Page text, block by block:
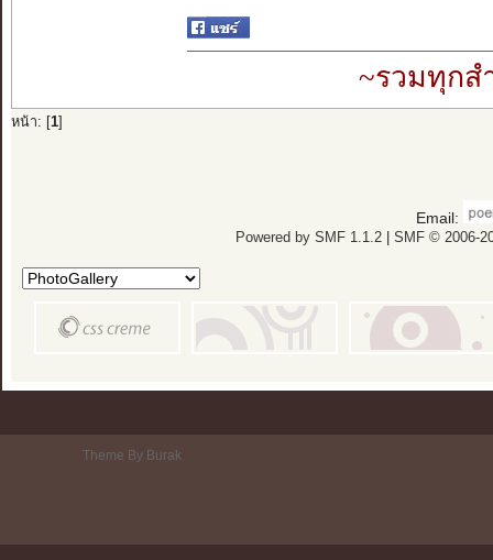
~รวมทุกส
หน้า: [ 1]
Email:
Powered by SMF 1.1.2| SMF © 2006-
Theme By Burak